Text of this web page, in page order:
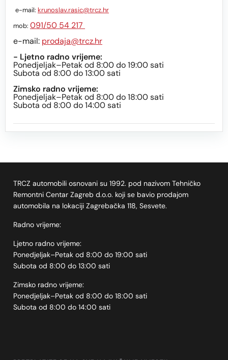
e-mail: krunoslav.rasic@trcz.hr
mob: 091/50 54 217
e-mail: prodaja@trcz.hr
- Ljetno radno vrijeme:
Ponedjeljak–Petak od 8:00 do 19:00 sati
Subota od 8:00 do 13:00 sati
Zimsko radno vrijeme:
Ponedjeljak–Petak od 8:00 do 18:00 sati
Subota od 8:00 do 14:00 sati
TRCZ automobili osnovani su 1992. pod nazivom Tehničko
Remontni Centar Zagreb d.o.o. koji se bavio prodajom
automobila na lokaciji Zagrebačka 118, Sesvete.
Radno vrijeme:
Ljetno radno vrijeme:
Ponedjeljak–Petak od 8:00 do 19:00 sati
Subota od 8:00 do 13:00 sati
Zimsko radno vrijeme:
Ponedjeljak–Petak od 8:00 do 18:00 sati
Subota od 8:00 do 14:00 sati